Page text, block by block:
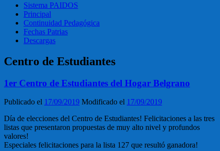
Sistema PAIDOS
Principal
Continuidad Pedagógica
Fechas Patrias
Descargas
Centro de Estudiantes
1er Centro de Estudiantes del Hogar Belgrano
Publicado el 17/09/2019 Modificado el 17/09/2019
Día de elecciones del Centro de Estudiantes! Felicitaciones a las tres
listas que presentaron propuestas de muy alto nivel y profundos
valores!
Especiales felicitaciones para la lista 127 que resultó ganadora!